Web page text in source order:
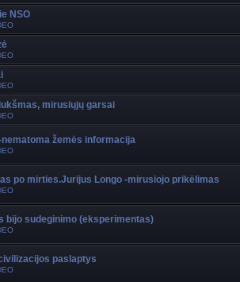
NSO
mirusiųjų garsai
nematoma žemės informacija
po mirties.Jurijus Longo -mirusiojo prikėlimas
bijo sudeginimo (eksperimentas)
paslaptys